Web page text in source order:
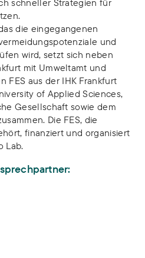
schneller Strategien für
die eingegangenen
und
wird, setzt sich neben
mit Umweltamt und
FES aus der IHK Frankfurt
of Applied Sciences,
Gesellschaft sowie dem
Die FES, die
finanziert und organisiert
Lab.